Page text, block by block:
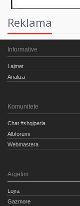
Reklama
Informative
Lajmet
Analiza
Komunitete
Chat #shqiperia
Albforumi
Webmastera
Argetim
Lojra
Gazmore